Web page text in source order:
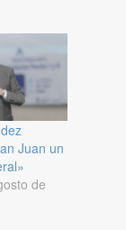
Juan un
de